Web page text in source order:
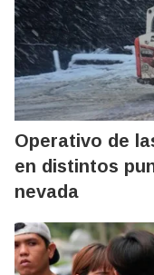
Operativo de
en distintos
nevada